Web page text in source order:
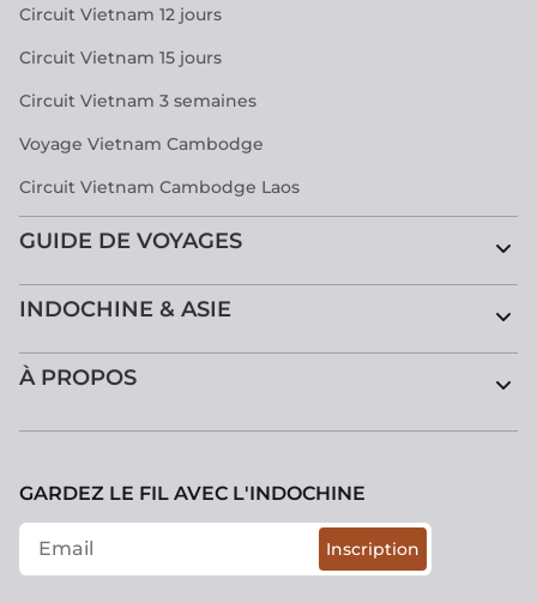
Circuit Vietnam 12 jours
Circuit Vietnam 15 jours
Circuit Vietnam 3 semaines
Voyage Vietnam Cambodge
Circuit Vietnam Cambodge Laos
GUIDE DE VOYAGES
INDOCHINE & ASIE
À PROPOS
GARDEZ LE FIL AVEC L'INDOCHINE
Inscription